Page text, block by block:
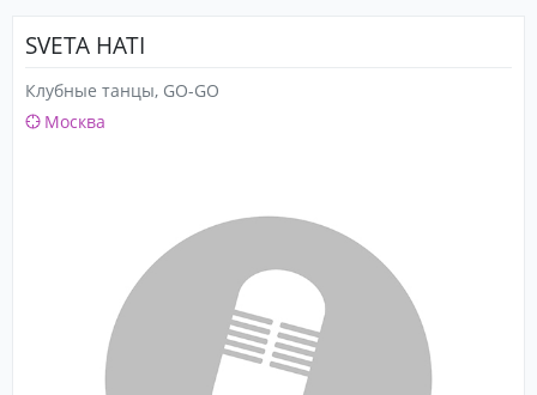
SVETA HATI
Клубные танцы, GO-GO
Москва